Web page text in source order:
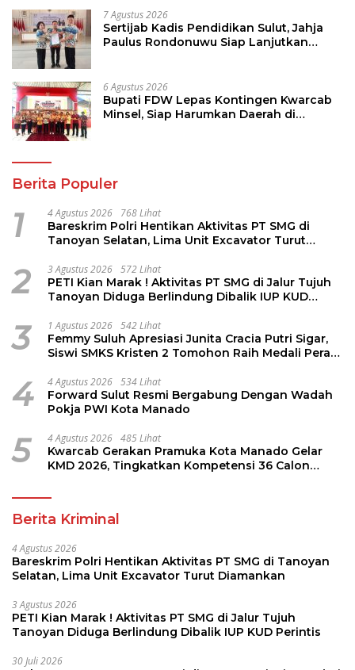
7 Agustus 2026
Sertijab Kadis Pendidikan Sulut, Jahja
Paulus Rondonuwu Siap Lanjutkan
6 Agustus 2026
Bupati FDW Lepas Kontingen Kwarcab
Minsel, Siap Harumkan Daerah di
Berita Populer
1 4 Agustus 2026 768 Lihat
Bareskrim Polri Hentikan Aktivitas PT SMG di
Tanoyan Selatan, Lima Unit Excavator Turut
2 3 Agustus 2026 572 Lihat
PETI Kian Marak ! Aktivitas PT SMG di Jalur Tujuh
Tanoyan Diduga Berlindung Dibalik IUP KUD
3 1 Agustus 2026 542 Lihat
Femmy Suluh Apresiasi Junita Cracia Putri Sigar,
Siswi SMKS Kristen 2 Tomohon Raih Medali Perak
4 4 Agustus 2026 534 Lihat
Forward Sulut Resmi Bergabung Dengan Wadah
Pokja PWI Kota Manado
5 4 Agustus 2026 485 Lihat
Kwarcab Gerakan Pramuka Kota Manado Gelar
KMD 2026, Tingkatkan Kompetensi 36 Calon
Berita Kriminal
4 Agustus 2026
Bareskrim Polri Hentikan Aktivitas PT SMG di Tanoyan
Selatan, Lima Unit Excavator Turut Diamankan
3 Agustus 2026
PETI Kian Marak ! Aktivitas PT SMG di Jalur Tujuh
Tanoyan Diduga Berlindung Dibalik IUP KUD Perintis
30 Juli 2026